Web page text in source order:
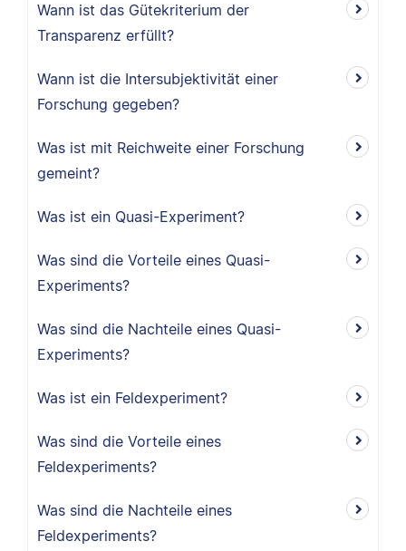
Wann ist das Gütekriterium der
Transparenz erfüllt?
Wann ist die Intersubjektivität einer
Forschung gegeben?
Was ist mit Reichweite einer Forschung
gemeint?
Was ist ein Quasi-Experiment?
Was sind die Vorteile eines Quasi-
Experiments?
Was sind die Nachteile eines Quasi-
Experiments?
Was ist ein Feldexperiment?
Was sind die Vorteile eines
Feldexperiments?
Was sind die Nachteile eines
Feldexperiments?